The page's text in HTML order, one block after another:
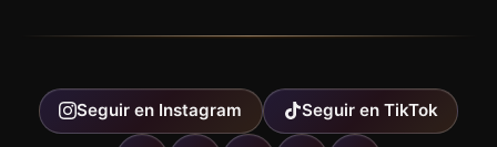
Seguir en Instagram Seguir en TikTok